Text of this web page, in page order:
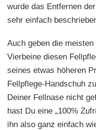
wurde das Entfernen
sehr einfach
Auch geben die
Vierbeine diesen
seines etwas höheren
Fellpflege-Handschuh
Deiner Fellnase nicht
hast Du eine „100%
ihn also ganz einfach